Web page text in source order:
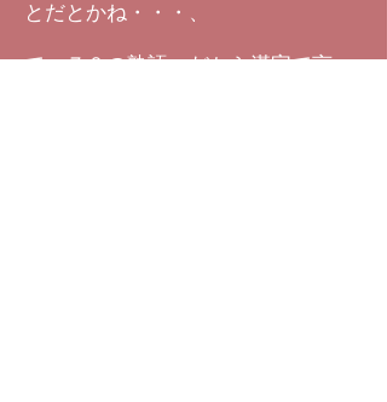
とだとかね・・・、
で、７０の熟語、だから漢字で言っ